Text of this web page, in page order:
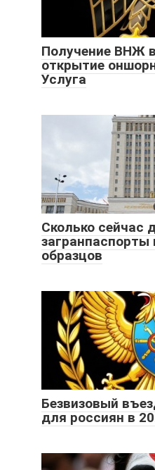
Получение ВНЖ
открытие
Услуга
Сколько сейчас
загранпаспорты
образцов
Безвизовый
для россиян в